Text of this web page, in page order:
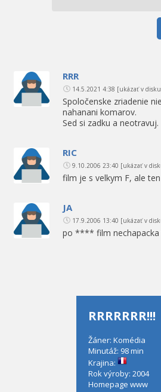
RRR
14.5.2021 4:38 [ukázať v
Spoločenske zriadenie
nahanani komarov.
Sed si zadku a neotravuj.
RIC
9.10.2006 23:40 [ukázať v
film je s velkym F, ale
JA
17.9.2006 13:40 [ukázať v
po **** film nechapacka
RRRRRRR!!!
Žáner: Komédia
Minutáž: 98 min
Krajina:
Rok výroby: 2004
Homepage www